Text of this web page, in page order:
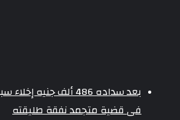
بعد سداده 486 ألف جنيه
فى قضية متجمد نفقة طليقته